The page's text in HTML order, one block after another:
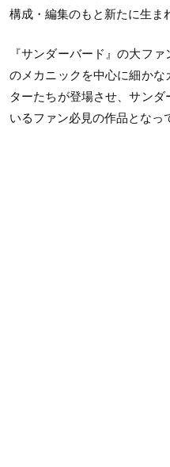
構成・編集のもと新たに生ま
『サンダーバード』の大フ
のメカニックを中心に細か
ターたちが登場させ、サン
いるファン必見の作品となっ